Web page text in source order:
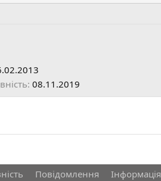
08.11.2019
Повідомлення Інформація